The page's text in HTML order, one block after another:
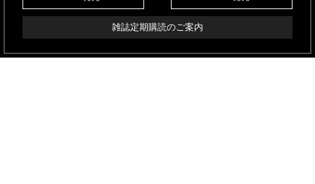
雑誌定期購読のご案内